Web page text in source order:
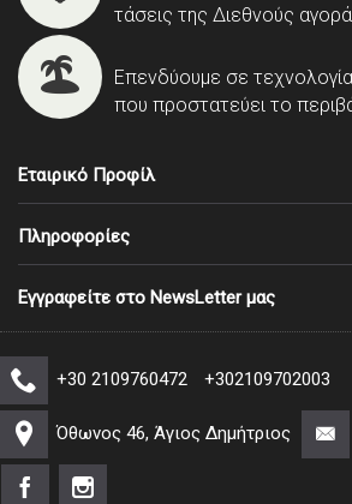
τάσεις της Διεθνούς
Επενδύουμε σε τεχνολογία
που προστατεύει το
Εταιρικό Προφίλ
Πληροφορίες
Εγγραφείτε στο NewsLetter μας
+30 2109760472 +302109702003
Όθωνος 46, Άγιος Δημήτριος